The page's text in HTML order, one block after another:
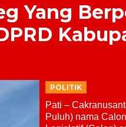
Yang
POLITIK
Pati –
Puluh) nama